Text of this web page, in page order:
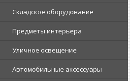
Складское оборудование
Предметы интерьера
Уличное освещение
Автомобильные аксессуары